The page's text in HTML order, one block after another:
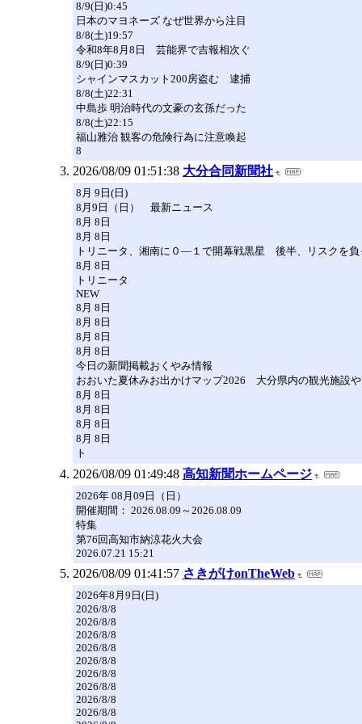
8/9(日)0:45
日本のマヨネーズ なぜ世界から注目
8/8(土)19:57
令和8年8月8日 芸能界で吉報相次ぐ
8/9(日)0:39
シャインマスカット200房盗む 逮捕
8/8(土)22:31
中島歩 明治時代の文豪の玄孫だった
8/8(土)22:15
福山雅治 観客の危険行為に注意喚起
8
2026/08/09 01:51:38 大分合同新聞社
8月 9日(日)
8月9日（日） 最新ニュース
8月 8日
8月 8日
トリニータ、湘南に０―１で開幕戦黒星 後半、リスクを
8月 8日
トリニータ
NEW
8月 8日
8月 8日
8月 8日
8月 8日
今日の新聞掲載おくやみ情報
おおいた夏休みお出かけマップ2026 大分県内の観光施設
8月 8日
8月 8日
8月 8日
8月 8日
ト
2026/08/09 01:49:48 高知新聞ホームページ
2026年 08月09日（日）
開催期間： 2026.08.09～2026.08.09
特集
第76回高知市納涼花火大会
2026.07.21 15:21
2026/08/09 01:41:57 さきがけonTheWeb
2026年8月9日(日)
2026/8/8
2026/8/8
2026/8/8
2026/8/8
2026/8/8
2026/8/8
2026/8/8
2026/8/8
2026/8/8